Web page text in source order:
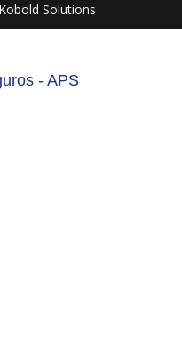
Solutions
- APS